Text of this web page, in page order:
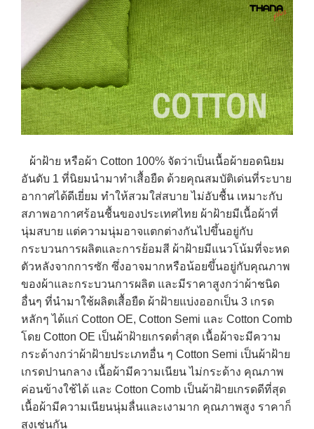
ผ้าฝ้าย หรือผ้า Cotton 100% จัดว่าเป็นเนื้อผ้ายอดนิยม
อันดับ 1 ที่นิยมนำมาทำเสื้อยืด ด้วยคุณสมบัติเด่นที่ระบาย
อากาศได้ดีเยี่ยม ทำให้สวมใส่สบาย ไม่อับชื้น เหมาะกับ
สภาพอากาศร้อนชื้นของประเทศไทย ผ้าฝ้ายมีเนื้อผ้าที่
นุ่มสบาย แต่ความนุ่มอาจแตกต่างกันไปขึ้นอยู่กับ
กระบวนการผลิตและการย้อมสี ผ้าฝ้ายมีแนวโน้มที่จะหด
ตัวหลังจากการซัก ซึ่งอาจมากหรือน้อยขึ้นอยู่กับคุณภาพ
ของผ้าและกระบวนการผลิต และมีราคาสูงกว่าผ้าชนิด
อื่นๆ ที่นำมาใช้ผลิตเสื้อยืด ผ้าฝ้ายแบ่งออกเป็น 3 เกรด
หลักๆ ได้แก่ Cotton OE, Cotton Semi และ Cotton Comb
โดย Cotton OE เป็นผ้าฝ้ายเกรดต่ำสุด เนื้อผ้าจะมีความ
กระด้างกว่าผ้าฝ้ายประเภทอื่น ๆ Cotton Semi เป็นผ้าฝ้าย
เกรดปานกลาง เนื้อผ้ามีความเนียน ไม่กระด้าง คุณภาพ
ค่อนข้างใช้ได้ และ Cotton Comb เป็นผ้าฝ้ายเกรดดีที่สุด
เนื้อผ้ามีความเนียนนุ่มลื่นและเงามาก คุณภาพสูง ราคาก็
สูงเช่นกัน